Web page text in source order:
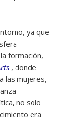
ya que
formación,
, donde
las mujeres,
no solo
era